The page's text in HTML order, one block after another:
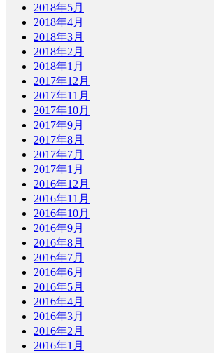
2018年5月
2018年4月
2018年3月
2018年2月
2018年1月
2017年12月
2017年11月
2017年10月
2017年9月
2017年8月
2017年7月
2017年1月
2016年12月
2016年11月
2016年10月
2016年9月
2016年8月
2016年7月
2016年6月
2016年5月
2016年4月
2016年3月
2016年2月
2016年1月